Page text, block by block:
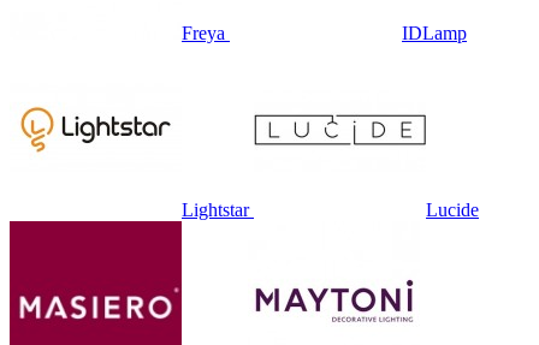
Freya IDLamp
Lightstar Lucide